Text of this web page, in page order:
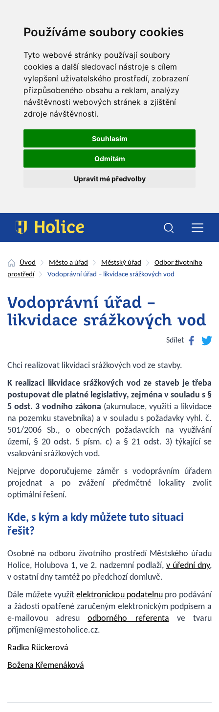
Používáme soubory cookies
Tyto webové stránky používají soubory
cookies a další sledovací nástroje s cílem
vylepšení uživatelského prostředí, zobrazení
přizpůsobeného obsahu a reklam, analýzy
návštěvnosti webových stránek a zjištění
zdroje návštěvnosti.
Souhlasím
Odmítám
Upravit mé předvolby
Úvod Město a úřad Městský úřad
Odbor životního
prostředí
Vodoprávní úřad – likvidace srážkových vod
Vodoprávní úřad –
likvidace srážkových vod
Sdílet Facebook
Chci realizovat likvidaci srážkových vod ze stavby.
K realizaci likvidace srážkových vod ze staveb je třeba
postupovat dle platné legislativy, zejména v souladu s §
5 odst. 3 vodního zákona (akumulace, využití a likvidace
na pozemku stavebníka) a v souladu s požadavky vyhl. č.
501/2006 Sb., o obecných požadavcích na využívání
území, § 20 odst. 5 písm. c) a § 21 odst. 3) týkající se
vsakování srážkových vod.
Nejprve doporučujeme záměr s vodoprávním úřadem
projednat a po zvážení předmětné lokality zvolit
optimální řešení.
Kde, s kým a kdy můžete tuto situaci
řešit?
Osobně na odboru životního prostředí Městského úřadu
Holice, Holubova 1, ve 2. nadzemní podlaží, v úřední dny,
v ostatní dny tamtéž po předchozí domluvě.
Dále můžete využít elektronickou podatelnu pro podávání
a žádosti opatřené zaručeným elektronickým podpisem a
e-mailovou adresuodborného referenta ve tvaru
příjmení@mestoholice.cz.
Radka Rückerová
Božena Křemenáková